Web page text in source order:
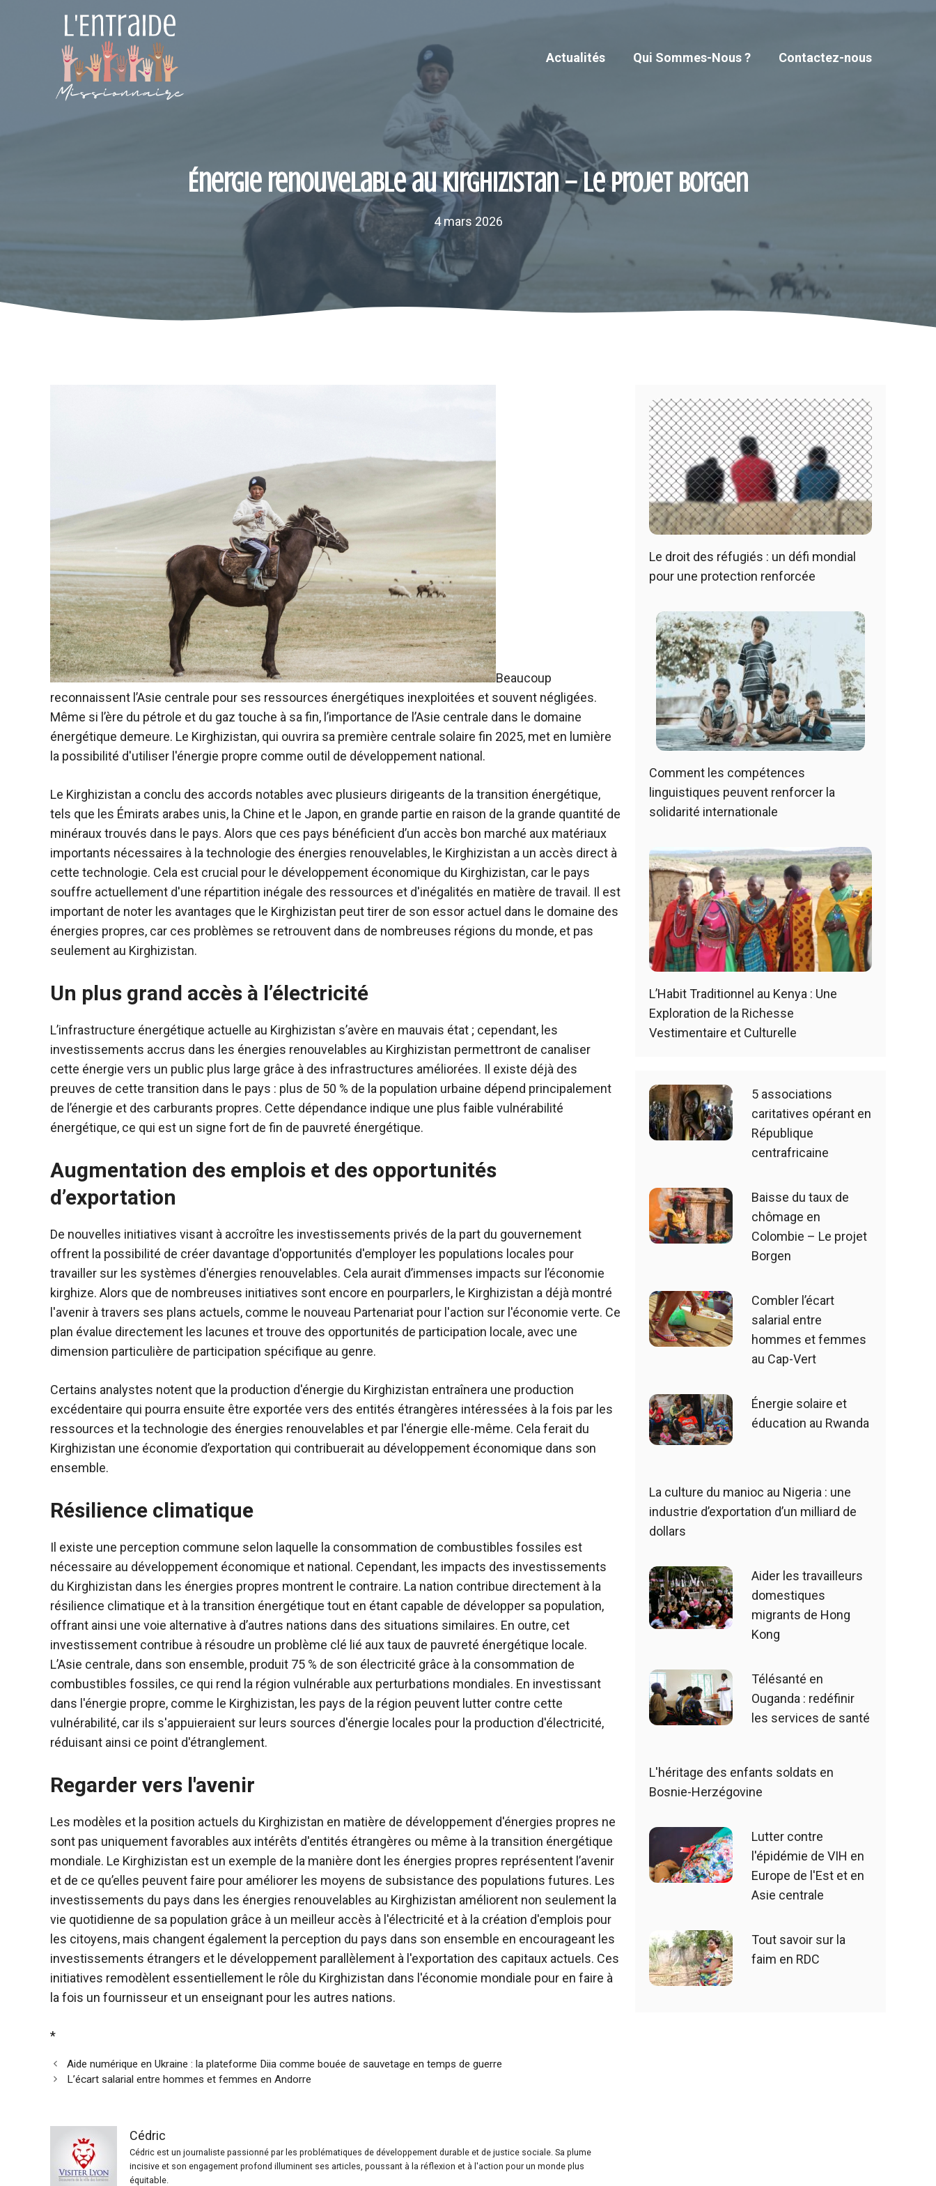
Actualités Qui Sommes-Nous ? Contactez-nous
Énergie renouvelable au Kirghizistan – Le projet Borgen
4 mars 2026
Beaucoup
reconnaissent l’Asie centrale pour ses ressources énergétiques inexploitées et souvent négligées.
Même si l’ère du pétrole et du gaz touche à sa fin, l’importance de l’Asie centrale dans le domaine
énergétique demeure. Le Kirghizistan, qui ouvrira sa première centrale solaire fin 2025, met en lumière
la possibilité d'utiliser l'énergie propre comme outil de développement national.
Le Kirghizistan a conclu des accords notables avec plusieurs dirigeants de la transition énergétique,
tels que les Émirats arabes unis, la Chine et le Japon, en grande partie en raison de la grande quantité de
minéraux trouvés dans le pays. Alors que ces pays bénéficient d’un accès bon marché aux matériaux
importants nécessaires à la technologie des énergies renouvelables, le Kirghizistan a un accès direct à
cette technologie. Cela est crucial pour le développement économique du Kirghizistan, car le pays
souffre actuellement d'une répartition inégale des ressources et d'inégalités en matière de travail. Il est
important de noter les avantages que le Kirghizistan peut tirer de son essor actuel dans le domaine des
énergies propres, car ces problèmes se retrouvent dans de nombreuses régions du monde, et pas
seulement au Kirghizistan.
Un plus grand accès à l’électricité
L’infrastructure énergétique actuelle au Kirghizistan s’avère en mauvais état ; cependant, les
investissements accrus dans les énergies renouvelables au Kirghizistan permettront de canaliser
cette énergie vers un public plus large grâce à des infrastructures améliorées. Il existe déjà des
preuves de cette transition dans le pays : plus de 50 % de la population urbaine dépend principalement
de l’énergie et des carburants propres. Cette dépendance indique une plus faible vulnérabilité
énergétique, ce qui est un signe fort de fin de pauvreté énergétique.
Augmentation des emplois et des opportunités
d’exportation
De nouvelles initiatives visant à accroître les investissements privés de la part du gouvernement
offrent la possibilité de créer davantage d'opportunités d'employer les populations locales pour
travailler sur les systèmes d'énergies renouvelables. Cela aurait d’immenses impacts sur l’économie
kirghize. Alors que de nombreuses initiatives sont encore en pourparlers, le Kirghizistan a déjà montré
l'avenir à travers ses plans actuels, comme le nouveau Partenariat pour l'action sur l'économie verte. Ce
plan évalue directement les lacunes et trouve des opportunités de participation locale, avec une
dimension particulière de participation spécifique au genre.
Certains analystes notent que la production d'énergie du Kirghizistan entraînera une production
excédentaire qui pourra ensuite être exportée vers des entités étrangères intéressées à la fois par les
ressources et la technologie des énergies renouvelables et par l'énergie elle-même. Cela ferait du
Kirghizistan une économie d’exportation qui contribuerait au développement économique dans son
ensemble.
Résilience climatique
Il existe une perception commune selon laquelle la consommation de combustibles fossiles est
nécessaire au développement économique et national. Cependant, les impacts des investissements
du Kirghizistan dans les énergies propres montrent le contraire. La nation contribue directement à la
résilience climatique et à la transition énergétique tout en étant capable de développer sa population,
offrant ainsi une voie alternative à d’autres nations dans des situations similaires. En outre, cet
investissement contribue à résoudre un problème clé lié aux taux de pauvreté énergétique locale.
L’Asie centrale, dans son ensemble, produit 75 % de son électricité grâce à la consommation de
combustibles fossiles, ce qui rend la région vulnérable aux perturbations mondiales. En investissant
dans l'énergie propre, comme le Kirghizistan, les pays de la région peuvent lutter contre cette
vulnérabilité, car ils s'appuieraient sur leurs sources d'énergie locales pour la production d'électricité,
réduisant ainsi ce point d'étranglement.
Regarder vers l'avenir
Les modèles et la position actuels du Kirghizistan en matière de développement d'énergies propres ne
sont pas uniquement favorables aux intérêts d'entités étrangères ou même à la transition énergétique
mondiale. Le Kirghizistan est un exemple de la manière dont les énergies propres représentent l’avenir
et de ce qu’elles peuvent faire pour améliorer les moyens de subsistance des populations futures. Les
investissements du pays dans les énergies renouvelables au Kirghizistan améliorent non seulement la
vie quotidienne de sa population grâce à un meilleur accès à l'électricité et à la création d'emplois pour
les citoyens, mais changent également la perception du pays dans son ensemble en encourageant les
investissements étrangers et le développement parallèlement à l'exportation des capitaux actuels. Ces
initiatives remodèlent essentiellement le rôle du Kirghizistan dans l'économie mondiale pour en faire à
la fois un fournisseur et un enseignant pour les autres nations.
*
Aide numérique en Ukraine : la plateforme Diia comme bouée de sauvetage en temps de guerre
L’écart salarial entre hommes et femmes en Andorre
Cédric
Cédric est un journaliste passionné par les problématiques de développement durable et de justice sociale. Sa plume
incisive et son engagement profond illuminent ses articles, poussant à la réflexion et à l'action pour un monde plus
équitable.
Le droit des réfugiés : un défi mondial
pour une protection renforcée
Comment les compétences
linguistiques peuvent renforcer la
solidarité internationale
L’Habit Traditionnel au Kenya : Une
Exploration de la Richesse
Vestimentaire et Culturelle
5 associations
caritatives opérant en
République
centrafricaine
Baisse du taux de
chômage en
Colombie – Le projet
Borgen
Combler l’écart
salarial entre
hommes et femmes
au Cap-Vert
Énergie solaire et
éducation au Rwanda
La culture du manioc au Nigeria : une
industrie d’exportation d’un milliard de
dollars
Aider les travailleurs
domestiques
migrants de Hong
Kong
Télésanté en
Ouganda : redéfinir
les services de santé
L'héritage des enfants soldats en
Bosnie-Herzégovine
Lutter contre
l'épidémie de VIH en
Europe de l'Est et en
Asie centrale
Tout savoir sur la
faim en RDC